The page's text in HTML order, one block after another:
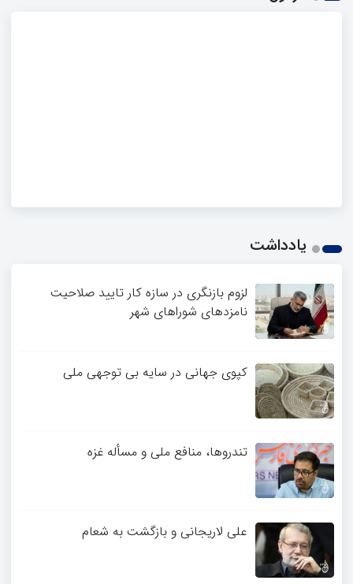
یادداشت
لزوم بازنگری در سازه کار تایید صلاحیت
نامزدهای شوراهای شهر
کپوی جهانی در سایه بی توجهی ملی
تندروها، منافع ملی و مسأله غزه
علی لاریجانی و بازگشت به شعام